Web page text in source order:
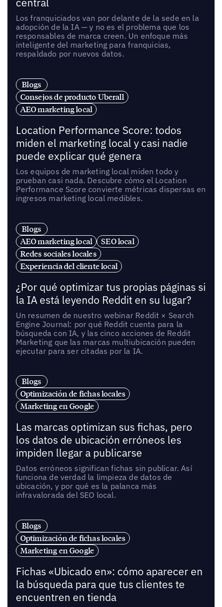
central
Los franquiciados van por delante de la sede en la
adopción de la IA — y no es el problema que los
responsables de marca creen. Un enfoque más
inteligente del marketing para franquicias,
respaldado por nuevos datos.
Blogs
Consejos de producto Uberall
AEO marketing local
Location Performance Score: todos
miden el marketing local y casi nadie
puede explicar qué genera
Los equipos de marketing local miden todo y
prueban casi nada. Descubre cómo el Location
Performance Score convierte métricas dispersas en
ingresos marketing local medibles.
Blogs
AEO marketing local
SEO local
Redes sociales locales
Experiencia del cliente local
¿Por qué optimizar tus propias páginas si
la IA está leyendo Reddit en su lugar?
Un resumen de nuestro webinar Reddit × Search
Engine Journal: por qué Reddit cuenta para la
búsqueda con IA, y las cinco acciones de Reddit
Marketing que las marcas multiubicación pueden
ejecutar para ser citadas por la IA.
Blogs
Optimización de fichas locales
Marketing en Google
Las marcas optimizan sus fichas, pero
los datos de ubicación erróneos les
impiden llegar a publicarse
Datos erróneos significan fichas sin publicar. Así
funciona de verdad la limpieza de datos de
ubicación, y por qué es la palanca más
infravalorada del SEO local.
Blogs
Optimización de fichas locales
Marketing en Google
Fichas «Ubicado en»: cómo aparecer en
la búsqueda para que tus clientes te
encuentren en tienda